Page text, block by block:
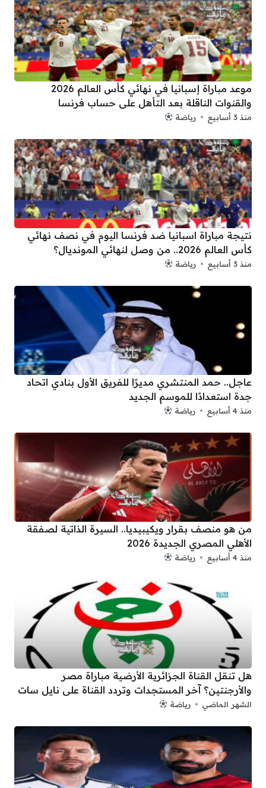
موعد مباراة إسبانيا في نهائي كأس العالم 2026
والقنوات الناقلة بعد التأهل على حساب فرنسا
منذ 3 أسابيع رياضة
نتيجة مباراة اسبانيا ضد فرنسا اليوم في نصف نهائي
كأس العالم 2026.. من وصل لنهائي المونديال؟
منذ 3 أسابيع رياضة
عاجل.. حمد المنتشري مديرًا للفريق الأول بنادي اتحاد
جدة استعدادًا للموسم الجديد
منذ 4 أسابيع رياضة
من هو منصف بقرار ويكيبيديا.. السيرة الذاتية لصفقة
الأهلي المصري الجديدة 2026
منذ 4 أسابيع رياضة
هل تنقل القناة الجزائرية الأرضية مباراة مصر
والأرجنتين؟ آخر المستجدات وتردد القناة على نايل سات
الشهر الماضي رياضة